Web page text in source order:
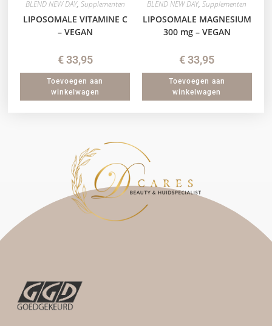
BLEND NEW DAY, Supplementen
LIPOSOMALE VITAMINE C
– VEGAN
€33,95
Toevoegen aan
winkelwagen
BLEND NEW DAY,Supplementen
LIPOSOMALE MAGNESIUM
300 mg – VEGAN
€33,95
Toevoegen aan
winkelwagen